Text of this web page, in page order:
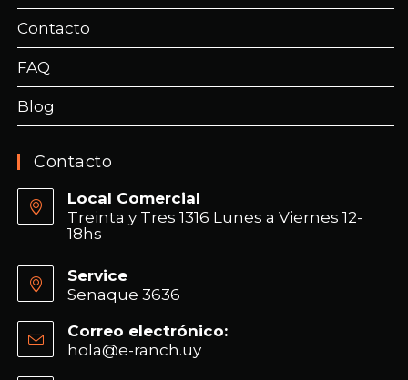
Contacto
FAQ
Blog
Contacto
Local Comercial
Treinta y Tres 1316 Lunes a Viernes 12-
18hs
Service
Senaque 3636
Correo electrónico:
hola@e-ranch.uy